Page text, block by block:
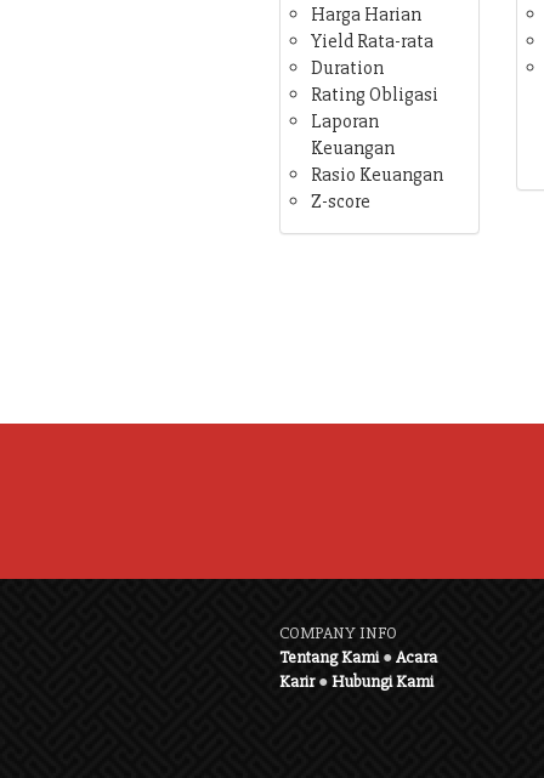
Harga Harian
Yield Rata-rata
Duration
Rating Obligasi
Laporan
Keuangan
Rasio Keuangan
Z-score
COMPANY INFO
Tentang Kami●Acara
Karir●Hubungi Kami